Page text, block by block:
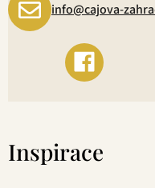
info@cajova-
Inspirace